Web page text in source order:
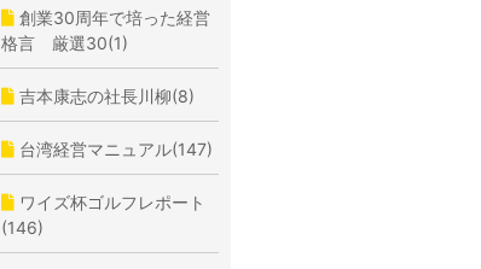
創業30周年で培った経営
格言 厳選30(1)
吉本康志の社長川柳(8)
台湾経営マニュアル(147)
ワイズ杯ゴルフレポート
(146)